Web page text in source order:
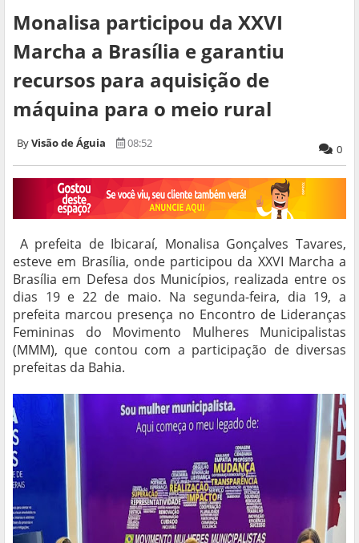
Monalisa participou da XXVI
Marcha a Brasília e garantiu
recursos para aquisição de
máquina para o meio rural
Visão de Águia 08:52 0
A prefeita de Ibicaraí, Monalisa Gonçalves Tavares,
esteve em Brasília, onde participou da XXVI Marcha a
Brasília em Defesa dos Municípios, realizada entre os
dias 19 e 22 de maio. Na segunda-feira, dia 19, a
prefeita marcou presença no Encontro de Lideranças
Femininas do Movimento Mulheres Municipalistas
(MMM), que contou com a participação de diversas
prefeitas da Bahia.